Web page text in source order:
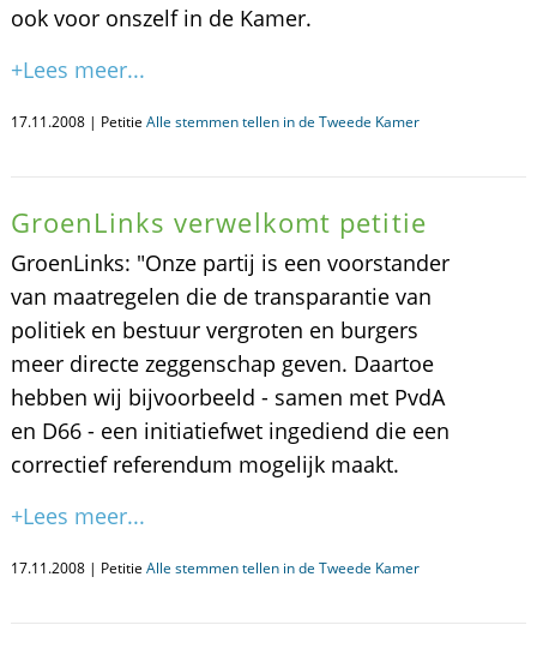
ook voor onszelf in de Kamer.
+Lees meer...
17.11.2008 | Petitie Alle stemmen tellen in de Tweede Kamer
GroenLinks verwelkomt petitie
GroenLinks: "Onze partij is een voorstander
van maatregelen die de transparantie van
politiek en bestuur vergroten en burgers
meer directe zeggenschap geven. Daartoe
hebben wij bijvoorbeeld - samen met PvdA
en D66 - een initiatiefwet ingediend die een
correctief referendum mogelijk maakt.
+Lees meer...
17.11.2008 | Petitie Alle stemmen tellen in de Tweede Kamer